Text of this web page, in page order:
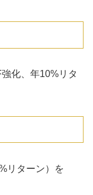
化、年10%リタ
リターン）を